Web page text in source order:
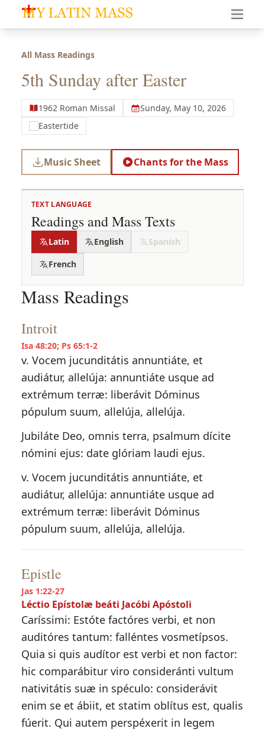
My Latin Mass - Traditional Latin Mass of South Florida
All Mass Readings
5th Sunday after Easter
1962 Roman Missal
Sunday, May 10, 2026
Eastertide
Music Sheet Chants for the Mass
TEXT LANGUAGE
Readings and Mass Texts
Latin English
Spanish
French
Mass Readings
Introit
Isa 48:20; Ps 65:1-2
v. Vocem jucunditátis annuntiáte, et
audiátur, allelúja: annuntiáte usque ad
extrémum terræ: liberávit Dóminus
pópulum suum, allelúja, allelúja.
Jubiláte Deo, omnis terra, psalmum dícite
nómini ejus: date glóriam laudi ejus.
v. Vocem jucunditátis annuntiáte, et
audiátur, allelúja: annuntiáte usque ad
extrémum terræ: liberávit Dóminus
pópulum suum, allelúja, allelúja.
Epistle
Jas 1:22-27
Léctio Epístolæ beáti Jacóbi Apóstoli
Caríssimi: Estóte factóres verbi, et non
auditóres tantum: falléntes vosmetípsos.
Quia si quis audítor est verbi et non factor:
hic comparábitur viro consideránti vultum
nativitátis suæ in spéculo: considerávit
enim se et ábiit, et statim oblítus est, qualis
fúerit. Qui autem perspéxerit in legem